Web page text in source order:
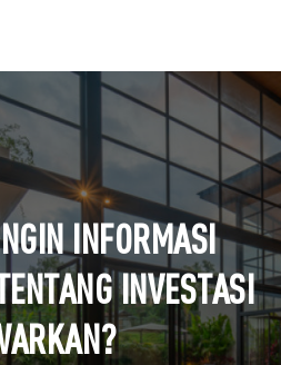
INFORMASI
INVESTASI